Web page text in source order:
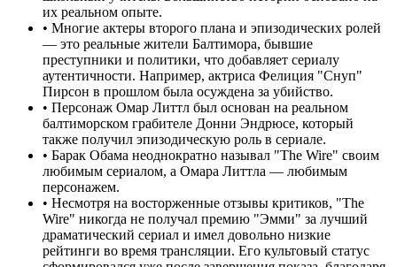
их реальном опыте.
• Многие актеры второго плана и эпизодических ролей
— это реальные жители Балтимора, бывшие
преступники и политики, что добавляет сериалу
аутентичности. Например, актриса Фелиция "Снуп"
Пирсон в прошлом была осуждена за убийство.
• Персонаж Омар Литтл был основан на реальном
балтиморском грабителе Донни Эндрюсе, который
также получил эпизодическую роль в сериале.
• Барак Обама неоднократно называл "The Wire" своим
любимым сериалом, а Омара Литтла — любимым
персонажем.
• Несмотря на восторженные отзывы критиков, "The
Wire" никогда не получал премию "Эмми" за лучший
драматический сериал и имел довольно низкие
рейтинги во время трансляции. Его культовый статус